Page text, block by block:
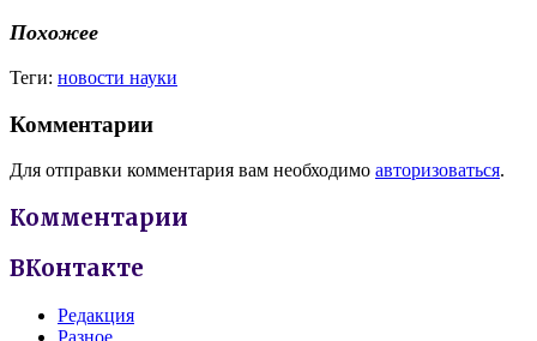
Похожее
Теги: новости науки
Комментарии
Для отправки комментария вам необходимо авторизоваться.
Комментарии
ВКонтакте
Редакция
Разное